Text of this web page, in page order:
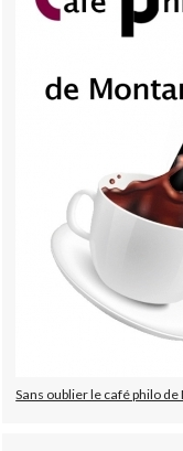
Sans oublier le café philo